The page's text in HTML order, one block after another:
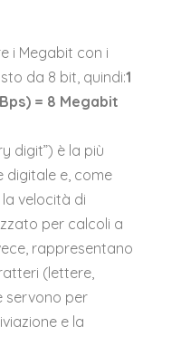
i Megabit con i
da 8 bit, quindi:1
= 8 Megabit
digit”) è la più
digitale e, come
velocità di
per calcoli a
rappresentano
(lettere,
servono per
e la